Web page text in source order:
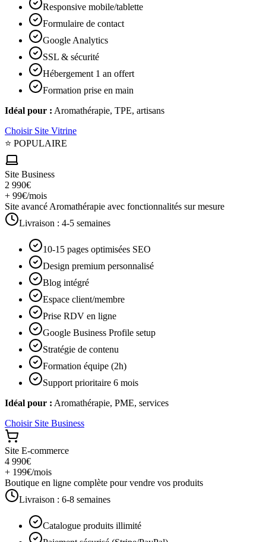
Responsive mobile/tablette
Formulaire de contact
Google Analytics
SSL & sécurité
Hébergement 1 an offert
Formation prise en main
Idéal pour : Aromathérapie, TPE, artisans
Choisir Site Vitrine
⭐ POPULAIRE
Site Business
2 990€
+ 99€/mois
Site avancé Aromathérapie avec fonctionnalités sur mesure
Livraison : 4-5 semaines
10-15 pages optimisées SEO
Design premium personnalisé
Blog intégré
Espace client/membre
Prise RDV en ligne
Google Business Profile setup
Stratégie de contenu
Formation équipe (2h)
Support prioritaire 6 mois
Idéal pour : Aromathérapie, PME, services
Choisir Site Business
Site E-commerce
4 990€
+ 199€/mois
Boutique en ligne complète pour vendre vos produits
Livraison : 6-8 semaines
Catalogue produits illimité